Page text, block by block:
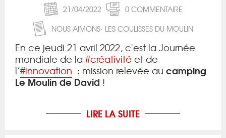
21/04/2022
0 COMMENTAIRE
NOUS AIMONS LES COULISSES DU MOULIN
En ce jeudi 21 avril 2022, c'est la Journée
mondiale de la#créativité et de
l’#innovation : mission relevée au camping
Le Moulin de David !
LIRE LA SUITE